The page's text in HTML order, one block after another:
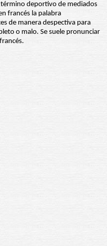
deportivo de mediados
francés la palabra
de manera despectiva para
o malo. Se suele pronunciar